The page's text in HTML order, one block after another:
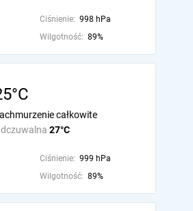
Ciśnienie: 998 hPa
Wilgotność: 89%
27°C
całkowite
Ciśnienie: 999 hPa
Wilgotność: 89%